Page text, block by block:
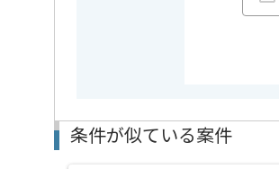
条件が似ている案件